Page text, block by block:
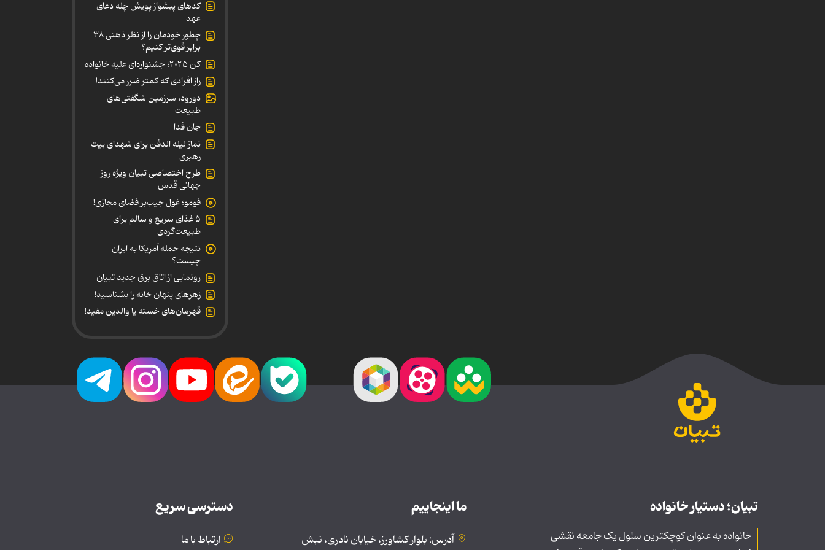
کدهای پیشواز پویش چله دعای
عهد
چطور خودمان را از نظر ذهنی ۳۸
برابر قوی‌تر کنیم؟
کن ۲۰۲۵؛ جشنواره‌ای علیه خانواده
راز افرادی که کمتر ضرر می‌کنند!
دورود، سرزمین شگفتی‌های
طبیعت
جان فدا
نماز لیله الدفن برای شهدای بیت
رهبری
طرح اختصاصی تبیان ویژه روز
جهانی قدس
فومو؛ غول جیب‌بر فضای مجازی!
۵ غذای سریع و سالم برای
طبیعت‌گردی
نتیجه حمله آمریکا به ایران
چیست؟
رونمایی از اتاق برق جدید تبیان
زهرهای پنهان خانه را بشناسید!
قهرمان‌های خسته یا والدین مفید!
تبیان؛ دستیار خانواده
خانواده به عنوان کوچکترین سلول یک جامعه نقشی
ما اینجاییم
آدرس: بلوار کشاورز، خیابان نادری، نبش
دسترسی سریع
ارتباط با ما